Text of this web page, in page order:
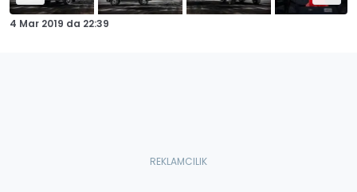
4 Mar 2019 da 22:39